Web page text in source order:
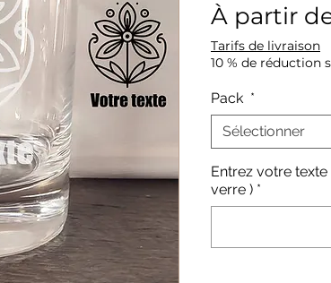
À partir
Tarifs de livraison
10 % de réduction
Pack *
Sélectionner
Entrez votre
verre ) *